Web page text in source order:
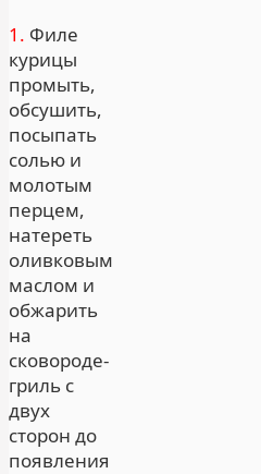
1. Филе
курицы
промыть,
обсушить,
посыпать
солью и
молотым
перцем,
натереть
оливковым
маслом и
обжарить
на
сковороде-
гриль с
двух
сторон до
появления